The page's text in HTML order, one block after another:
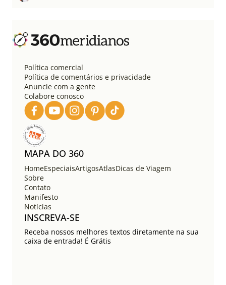
Política comercial
Política de comentários e privacidade
Anuncie com a gente
Colabore conosco
MAPA DO 360
HomeEspeciaisArtigosAtlasDicas de Viagem
Sobre
Contato
Manifesto
Notícias
INSCREVA-SE
Receba nossos melhores textos diretamente na sua
caixa de entrada! É Grátis